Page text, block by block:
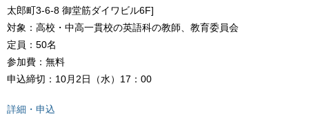
太郎町3-6-8 御堂筋ダイワビル6F]
対象：高校・中高一貫校の英語科の教師、教育委員会
定員：50名
参加費：無料
申込締切：10月2日（水）17：00
詳細・申込